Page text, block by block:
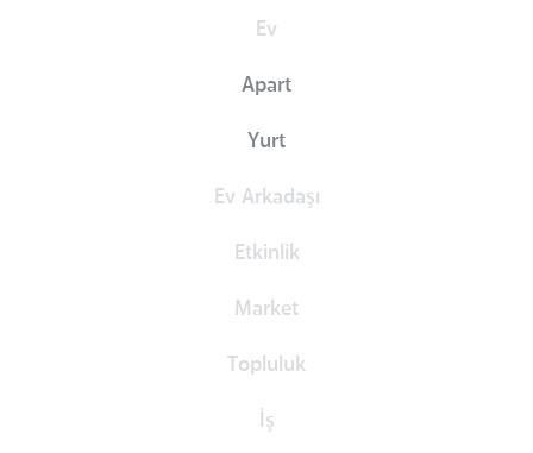
Ev
Apart
Yurt
Ev Arkadaşı
Etkinlik
Market
Topluluk
İş